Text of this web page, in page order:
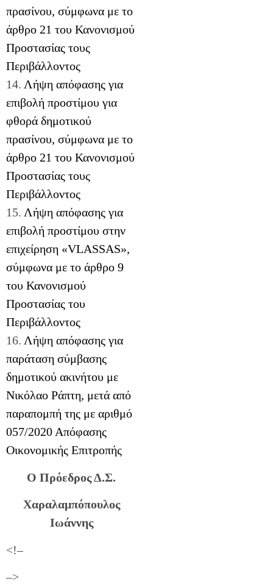
πρασίνου, σύμφωνα με το
άρθρο 21 του Κανονισμού
Προστασίας τους
Περιβάλλοντος
14. Λήψη απόφασης για
επιβολή προστίμου για
φθορά δημοτικού
πρασίνου, σύμφωνα με το
άρθρο 21 του Κανονισμού
Προστασίας τους
Περιβάλλοντος
15. Λήψη απόφασης για
επιβολή προστίμου στην
επιχείρηση «VLASSAS»,
σύμφωνα με το άρθρο 9
του Κανονισμού
Προστασίας του
Περιβάλλοντος
16. Λήψη απόφασης για
παράταση σύμβασης
δημοτικού ακινήτου με
Νικόλαο Ράπτη, μετά από
παραπομπή της με αριθμό
057/2020 Απόφασης
Οικονομικής Επιτροπής
Ο Πρόεδρος Δ.Σ.
Χαραλαμπόπουλος
Ιωάννης
<!–
–>